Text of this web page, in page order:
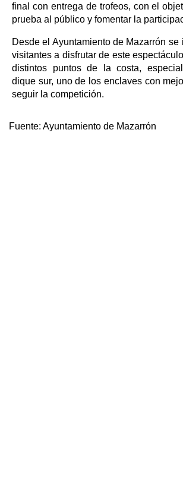
final con entrega de trofeos, con el
prueba al público y fomentar la
Desde el Ayuntamiento de Mazarrón se
visitantes a disfrutar de este
distintos puntos de la costa,
dique sur, uno de los enclaves con
seguir la competición.
Fuente: Ayuntamiento de Mazarrón